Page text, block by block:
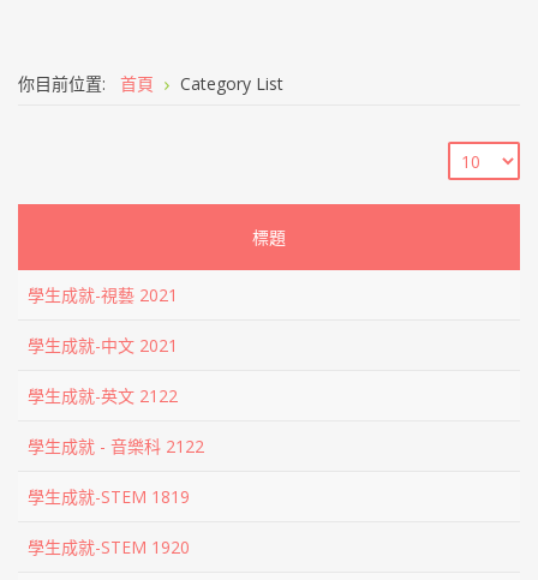
你目前位置: 首頁 Category List
標題
學生成就-視藝 2021
學生成就-中文 2021
學生成就-英文 2122
學生成就 - 音樂科 2122
學生成就-STEM 1819
學生成就-STEM 1920